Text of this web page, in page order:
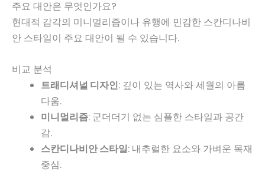
주요 대안은 무엇인가요?
현대적 감각의 미니멀리즘이나 유행에 민감한 스칸디나비
안 스타일이 주요 대안이 될 수 있습니다.
비교 분석
트래디셔널 디자인: 깊이 있는 역사와 세월의 아름
다움.
미니멀리즘: 군더더기 없는 심플한 스타일과 공간
감.
스칸디나비안 스타일: 내추럴한 요소와 가벼운 목재
중심.